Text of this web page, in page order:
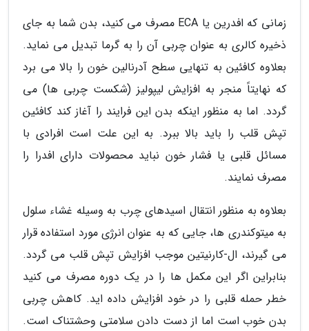
زمانی که افدرین یا ECA مصرف می کنید، بدن شما به جای
ذخیره کالری به عنوان چربی آن را به گرما تبدیل می نماید.
بعلاوه کافئین به تنهایی سطح آدرنالین خون را بالا می برد
که نهایتاً منجر به افزایش لیپولیز (شکست چربی ها) می
گردد. اما به منظور اینکه بدن این فرایند را آغاز کند کافئین
تپش قلب را باید بالا ببرد. به این علت است افرادی با
مسائل قلبی یا فشار خون نباید محصولات دارای افدرا را
مصرف نمایند.
بعلاوه به منظور انتقال اسیدهای چرب به وسیله غشاء سلول
به میتوکندری ها، جایی که به عنوان انرژی مورد استفاده قرار
می گیرند، ال-کارنیتین موجب افزایش تپش قلب می گردد.
بنابراین اگر این مکمل ها را در یک دوره مصرف می کنید
خطر حمله قلبی را در خود افزایش داده اید. کاهش چربی
بدن خوب است اما از دست دادن سلامتی وحشتناک است.